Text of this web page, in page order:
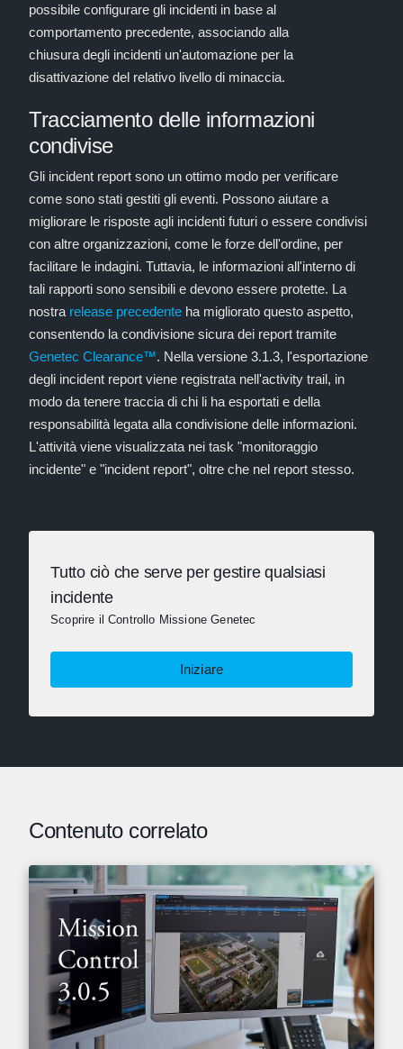
possibile configurare gli incidenti in base al
comportamento precedente, associando alla
chiusura degli incidenti un'automazione per la
disattivazione del relativo livello di minaccia.
Tracciamento delle informazioni
condivise
Gli incident report sono un ottimo modo per verificare
come sono stati gestiti gli eventi. Possono aiutare a
migliorare le risposte agli incidenti futuri o essere condivisi
con altre organizzazioni, come le forze dell'ordine, per
facilitare le indagini. Tuttavia, le informazioni all'interno di
tali rapporti sono sensibili e devono essere protette. La
nostra release precedente ha migliorato questo aspetto,
consentendo la condivisione sicura dei report tramite
Genetec Clearance™. Nella versione 3.1.3, l'esportazione
degli incident report viene registrata nell'activity trail, in
modo da tenere traccia di chi li ha esportati e della
responsabilità legata alla condivisione delle informazioni.
L'attività viene visualizzata nei task "monitoraggio
incidente" e "incident report", oltre che nel report stesso.
Tutto ciò che serve per gestire qualsiasi
incidente
Scoprire il Controllo Missione Genetec
Iniziare
Contenuto correlato